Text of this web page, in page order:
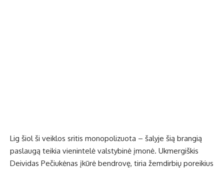
Lig šiol ši veiklos sritis monopolizuota – šalyje šią brangią
paslaugą teikia vienintelė valstybinė įmonė. Ukmergiškis
Deividas Pečiukėnas įkūrė bendrovę, tiria žemdirbių poreikius